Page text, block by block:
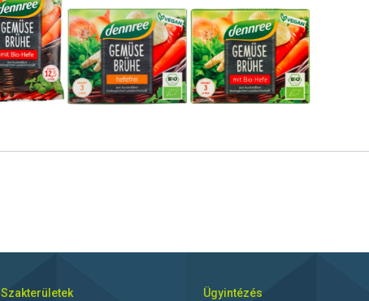
Szakterületek Ügyintézés